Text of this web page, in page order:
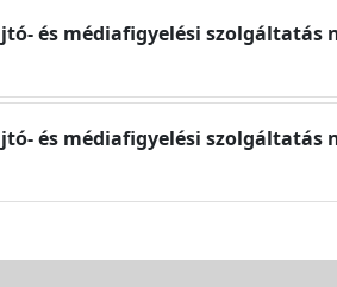
és médiafigyelési
és médiafigyelési szolgáltatás